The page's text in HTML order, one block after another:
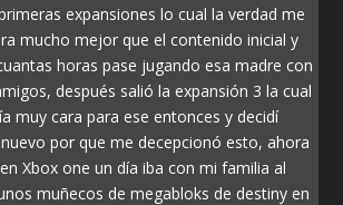
expansiones lo cual la verdad me
mucho mejor que el contenido inicial y
horas pase jugando esa madre con
después salió la expansión 3 la cual
muy cara para ese entonces y decidí
por que me decepcionó esto, ahora
Xbox one un día iba con mi familia al
muñecos de megabloks de destiny en